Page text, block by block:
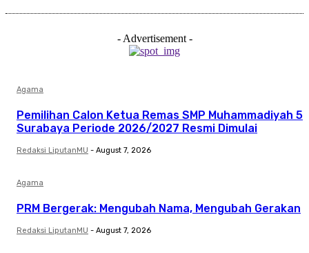
- Advertisement -
Agama
Pemilihan Calon Ketua Remas SMP Muhammadiyah 5
Surabaya Periode 2026/2027 Resmi Dimulai
Redaksi LiputanMU - August 7, 2026
Agama
PRM Bergerak: Mengubah Nama, Mengubah Gerakan
Redaksi LiputanMU - August 7, 2026